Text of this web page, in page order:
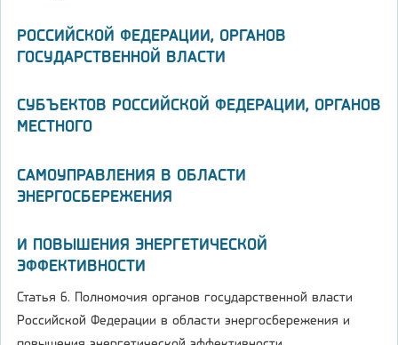
РОССИЙСКОЙ ФЕДЕРАЦИИ, ОРГАНОВ
ГОСУДАРСТВЕННОЙ ВЛАСТИ
СУБЪЕКТОВ РОССИЙСКОЙ ФЕДЕРАЦИИ, ОРГАНОВ
МЕСТНОГО
САМОУПРАВЛЕНИЯ В ОБЛАСТИ
ЭНЕРГОСБЕРЕЖЕНИЯ
И ПОВЫШЕНИЯ ЭНЕРГЕТИЧЕСКОЙ
ЭФФЕКТИВНОСТИ
Статья 6. Полномочия органов государственной власти
Российской Федерации в области энергосбережения и